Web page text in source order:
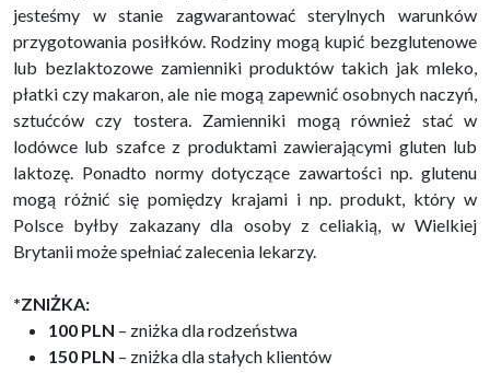
jesteśmy w stanie zagwarantować sterylnych warunków
przygotowania posiłków. Rodziny mogą kupić bezglutenowe
lub bezlaktozowe zamienniki produktów takich jak mleko,
płatki czy makaron, ale nie mogą zapewnić osobnych naczyń,
sztućców czy tostera. Zamienniki mogą również stać w
lodówce lub szafce z produktami zawierającymi gluten lub
laktozę. Ponadto normy dotyczące zawartości np. glutenu
mogą różnić się pomiędzy krajami i np. produkt, który w
Polsce byłby zakazany dla osoby z celiakią, w Wielkiej
Brytanii może spełniać zalecenia lekarzy.
*ZNIŻKA:
100 PLN – zniżka dla rodzeństwa
150 PLN – zniżka dla stałych klientów